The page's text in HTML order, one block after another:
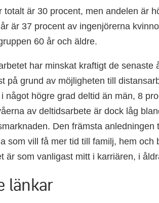
totalt är 30 procent, men andelen är
är 37 procent av ingenjörerna
60 år och äldre.
har minskat kraftigt de senaste
på grund av möjligheten till
något högre grad deltid än män, 8
av deltidsarbete är dock låg
Den främsta anledningen
som vill få mer tid till familj, hem och
är som vanligast mitt i karriären, i
länkar